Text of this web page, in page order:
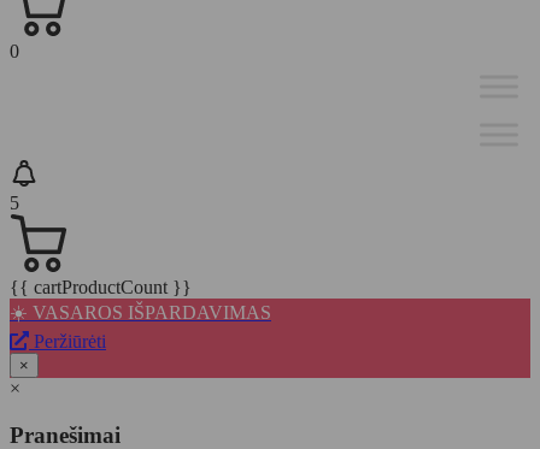
0
5
{{ cartProductCount }}
☀️ VASAROS IŠPARDAVIMAS
Peržiūrėti
×
×
Pranešimai